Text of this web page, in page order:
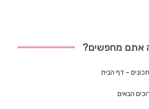
אתם מחפשים?
– דף הבית
הבאים